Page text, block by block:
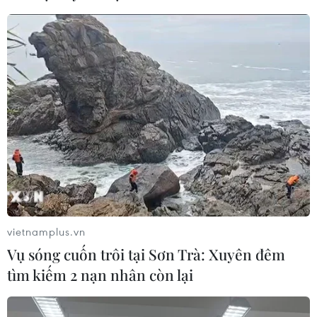
Tái cấu trúc mạng lưới, đổi mới tư
duy quản trị
09/08/2026 04:23
Hôm nay, các trường đại học bắt đầu
công bố điểm chuẩn năm 2026
09/08/2026 04:21
Hành trình gần 6 thập kỷ đưa liệt sỹ
trở về
09/08/2026 04:05
Vụ sóng cuốn trôi tại Sơn Trà: Xuyên
vietnamplus.vn
Vụ sóng cuốn trôi tại Sơn Trà: Xuyên đêm
tìm kiếm 2 nạn nhân còn lại